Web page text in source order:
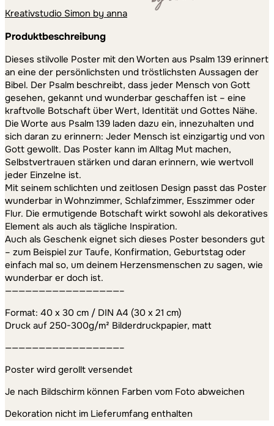
Kreativstudio Simon by anna
Produktbeschreibung
Dieses stilvolle Poster mit den Worten aus Psalm 139 erinnert
an eine der persönlichsten und tröstlichsten Aussagen der
Bibel. Der Psalm beschreibt, dass jeder Mensch von Gott
gesehen, gekannt und wunderbar geschaffen ist – eine
kraftvolle Botschaft über Wert, Identität und Gottes Nähe.
Die Worte aus Psalm 139 laden dazu ein, innezuhalten und
sich daran zu erinnern: Jeder Mensch ist einzigartig und von
Gott gewollt. Das Poster kann im Alltag Mut machen,
Selbstvertrauen stärken und daran erinnern, wie wertvoll
jeder Einzelne ist.
Mit seinem schlichten und zeitlosen Design passt das Poster
wunderbar in Wohnzimmer, Schlafzimmer, Esszimmer oder
Flur. Die ermutigende Botschaft wirkt sowohl als dekoratives
Element als auch als tägliche Inspiration.
Auch als Geschenk eignet sich dieses Poster besonders gut
– zum Beispiel zur Taufe, Konfirmation, Geburtstag oder
einfach mal so, um deinem Herzensmenschen zu sagen, wie
wunderbar er doch ist.
—————————————————–
Format: 40 x 30 cm / DIN A4 (30 x 21 cm)
Druck auf 250-300g/m² Bilderdruckpapier, matt
—————————————————–
Poster wird gerollt versendet
Je nach Bildschirm können Farben vom Foto abweichen
Dekoration nicht im Lieferumfang enthalten